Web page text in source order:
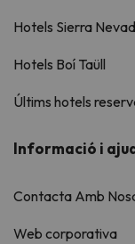
Hotels Sierra
Hotels Boí Taüll
Últims hotels
Informació i
Contacta Amb
Web corporativa